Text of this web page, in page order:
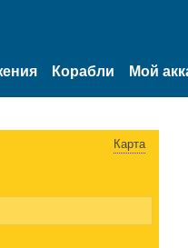
Корабли Мой
Карта